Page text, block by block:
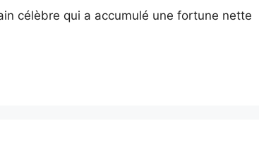
célèbre qui a accumulé une fortune nette